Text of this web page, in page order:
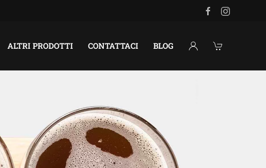
ALTRI PRODOTTI CONTATTACI BLOG